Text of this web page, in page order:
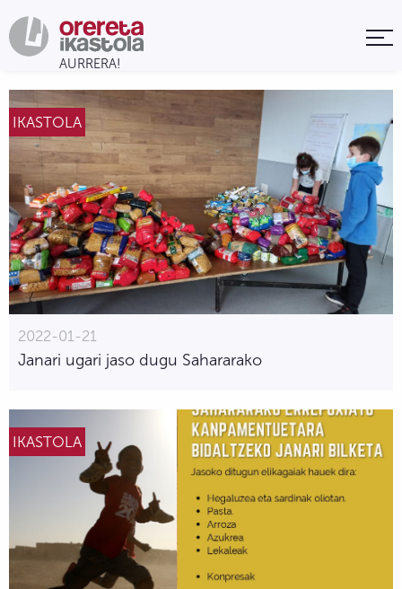
IKASTOLA
2022-01-21
Janari ugari jaso dugu Sahararako
IKASTOLA